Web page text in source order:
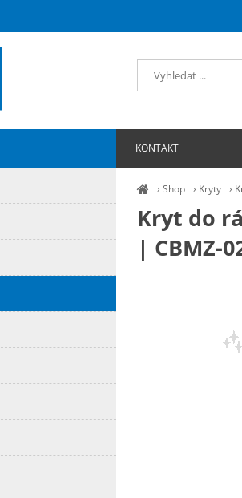
›Shop › Kryty ›
Kryt do
| CBMZ-
KONTAKT